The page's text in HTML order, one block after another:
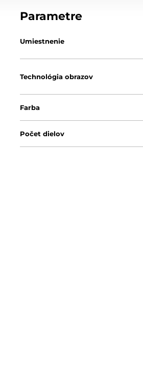
Parametre
Umiestnenie
Technológia obrazov
Farba
Počet dielov